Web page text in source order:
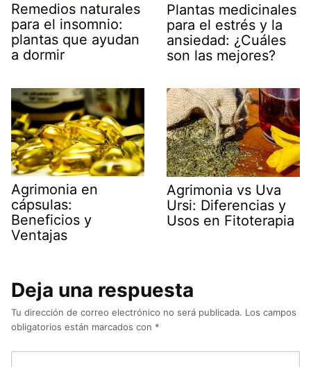
Remedios naturales
para el insomnio:
plantas que ayudan
a dormir
Plantas medicinales
para el estrés y la
ansiedad: ¿Cuáles
son las mejores?
Agrimonia en
cápsulas:
Beneficios y
Ventajas
Agrimonia vs Uva
Ursi: Diferencias y
Usos en Fitoterapia
Deja una respuesta
Tu dirección de correo electrónico no será publicada. Los campos
obligatorios están marcados con *